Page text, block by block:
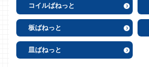
コイルばねっと
板ばねっと
皿ばねっと